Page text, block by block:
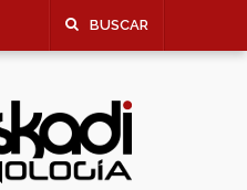
BUSCAR